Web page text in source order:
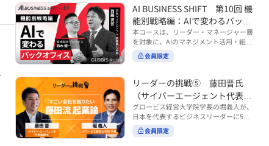
3%BC%E3%82%AF%E3%82%B7%E3%
83%95%E3%83%88 ※本コースは、AIの
マネジメント活用を学ぶ「AIビジネスシ
フト」シリーズの一環として提供してい
ます。 ※本動画は、制作時点の情報に基
づき作成したものです（2026年03月制
か？ このコースは、あなたが“ありたい
自分”として生き、キャリアをデザイン
していくための思考と行動のガイドにな
ります。 ※本動画は、制作時点の情報に
基づき作成したものです（2025年11月
制作）
つつ、自律的に仕事を進めてもらうため
にはどうすればよいのか。 こうした悩み
に直面するリーダー・マネージャーの方
は多いのではないでしょうか。 変化が激
しく、正解のない現代においては、指示
や助言にとどまらず、メンバーの思考を
引き出し、自律的な行動を促す「コーチ
す。 本コースでは、基礎的なコーチング
の考え方を押さえたうえで、実際の職場
で起こりがちな事例をもとに、相手の思
考と行動を引き出す関わり方を学びま
す。 また、代表的なコーチングのフレー
ムワークである「GROWモデル」を取り
AI BUSINESS SHIFT 第10回 機
能別戦略編：AIで変わるバック
オフィス
本コースは、リーダー・マネージャー層
を対象に、AIのマネジメント活用・組織
活用を体系的に学ぶ 『AI BUSINESS SHI
FTシリーズ（全12回）』の第10回で
バックオフィス」では、人事・総務・労
務・経理・情報システムなどのバックオ
フィス領域において、定型業務の自動化
や効率化といった現場レベルのAI活用だ
けでなく、いかにして経営や戦略に貢献
する存在へと進化していくのかについて
考えを深め、学んでいきます。 ■こんな
会員限定
リーダーの挑戦⑤ 藤田晋氏
（サイバーエージェント代表取
締役）
グロービス経営大学院学長の堀義人が、
日本を代表するビジネスリーダーに5つ
の質問（能力開発／挑戦／試練／仲間／
志）を投げかけ、その人生哲学を解き明
会員限定